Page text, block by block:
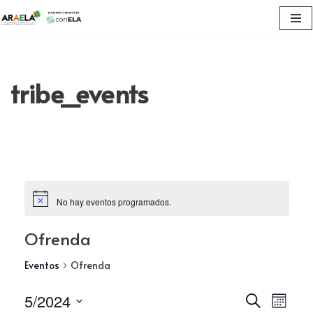
tribe_events
No hay eventos programados.
Ofrenda
Eventos Ofrenda
BuscarMes
5/2024